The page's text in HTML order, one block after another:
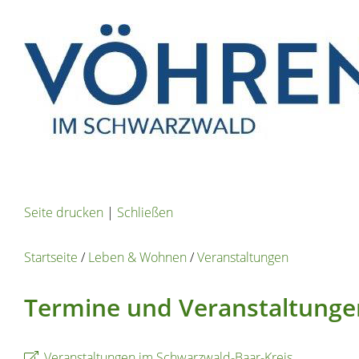
Seite drucken | Schließen
Startseite /Leben & Wohnen/Veranstaltungen
Termine und